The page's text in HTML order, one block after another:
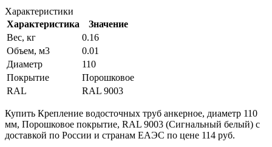
Характеристики
Характеристика
Значение
Вес, кг
0.16
Объем, м3
0.01
Диаметр
110
Покрытие
Порошковое
RAL
RAL 9003
Купить Крепление водосточных труб анкерное, диаметр 110
мм, Порошковое покрытие, RAL 9003 (Сигнальный белый) с
доставкой по России и странам ЕАЭС по цене 114 руб.